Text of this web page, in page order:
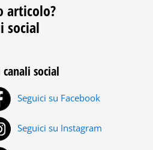
articolo?
social
canali social
Seguici su Facebook
Seguici su Instagram